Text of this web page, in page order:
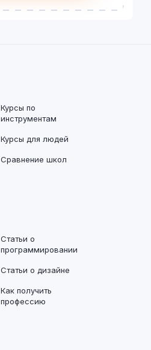
Курсы по
инструментам
Курсы для людей
Сравнение школ
Статьи о
программировании
Статьи о дизайне
Как получить
профессию